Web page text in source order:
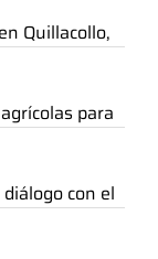
Quillacollo,
para
con el